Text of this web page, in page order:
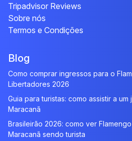
Tripadvisor Reviews
Sobre nós
Termos e Condições
Blog
Como comprar ingressos para o
Libertadores 2026
Guia para turistas: como assistir a
Maracanã
Brasileirão 2026: como ver
Maracanã sendo turista